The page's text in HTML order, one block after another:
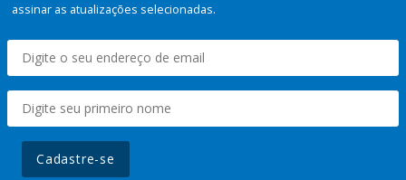
assinar as atualizações selecionadas.
Cadastre-se